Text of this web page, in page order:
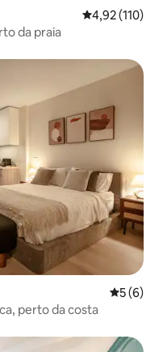
4,92 de uma
4,92 (110)
da praia
5 de
5 (6)
perto da costa